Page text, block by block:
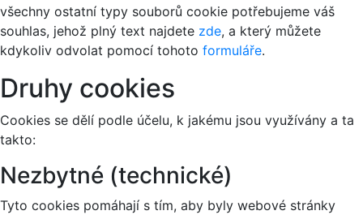
všechny ostatní typy souborů cookie potřebujeme váš
souhlas, jehož plný text najdete zde, a který můžete
kdykoliv odvolat pomocí tohoto formuláře.
Druhy cookies
Cookies se dělí podle účelu, k jakému jsou využívány a ta
takto:
Nezbytné (technické)
Tyto cookies pomáhají s tím, aby byly webové stránky